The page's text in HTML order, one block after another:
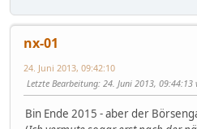
nx-01
24. Juni 2013, 09:42:10
Letzte Bearbeitung: 24. Juni 2013, 09:44:13
Bin Ende 2015 - aber der